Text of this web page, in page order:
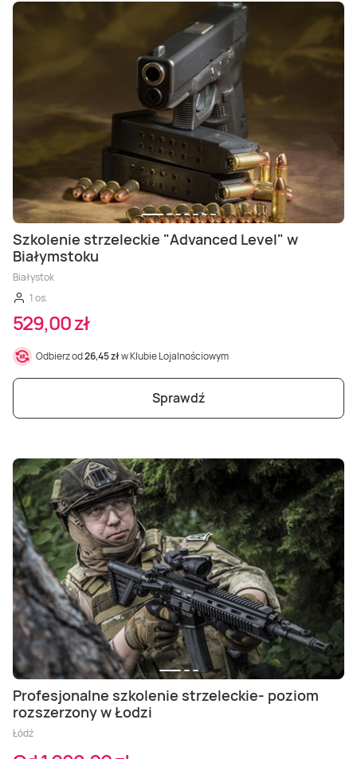
Szkolenie strzeleckie "Advanced Level" w
Białymstoku
Białystok
1 os.
529,00 zł
Odbierz od26,45 złw Klubie Lojalnościowym
Sprawdź
Profesjonalne szkolenie strzeleckie- poziom
rozszerzony w Łodzi
Łódź